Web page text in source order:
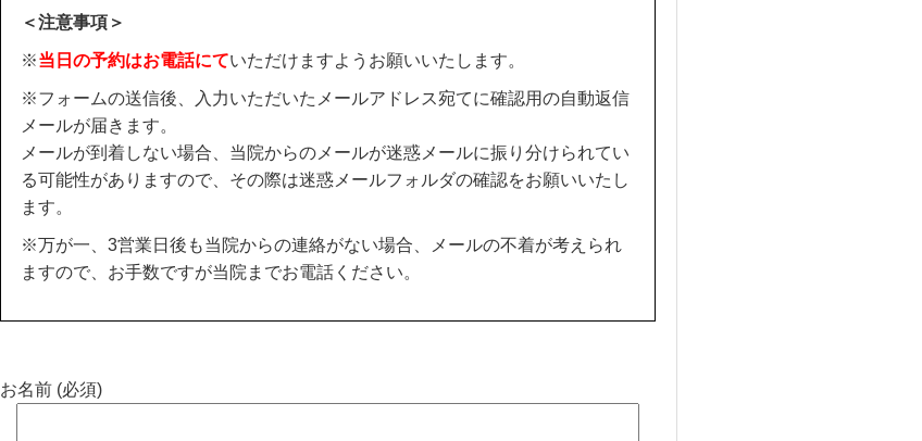
＜注意事項＞
※当日の予約はお電話にていただけますようお願いいたします。
※フォームの送信後、入力いただいたメールアドレス宛てに確認用の自動返信
メールが届きます。
メールが到着しない場合、当院からのメールが迷惑メールに振り分けられてい
る可能性がありますので、その際は迷惑メールフォルダの確認をお願いいたし
ます。
※万が一、3営業日後も当院からの連絡がない場合、メールの不着が考えられ
ますので、お手数ですが当院までお電話ください。
お名前 (必須)